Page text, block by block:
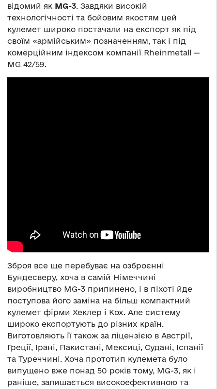
відомий як MG-3. Завдяки високій
технологічності та бойовим якостям цей
кулемет широко постачали на експорт як під
своїм «армійським» позначенням, так і під
комерційним індексом компанії Rheinmetall —
MG 42/59.
Зброя все ще перебуває на озброєнні
Бундесверу, хоча в самій Німеччині
виробництво MG-3 припинено, і в піхоті йде
поступова його заміна на більш компактний
кулемет фірми Хеклер і Кох. Але систему
широко експортують до різних країн.
Виготовляють її також за ліцензією в Австрії,
Греції, Ірані, Пакистані, Мексиці, Судані, Іспанії
та Туреччині. Хоча прототип кулемета було
випущено вже понад 50 років тому, MG-3, як і
раніше, залишається високоефективною та